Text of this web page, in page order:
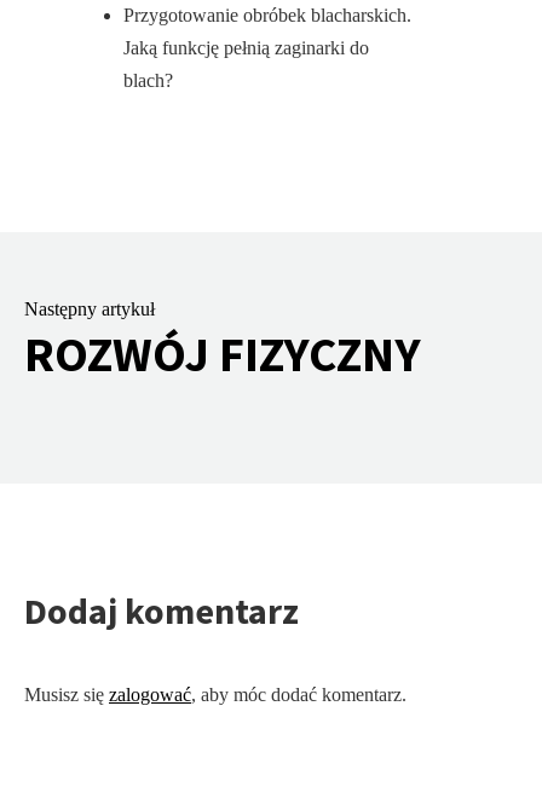
Przygotowanie obróbek blacharskich.
Jaką funkcję pełnią zaginarki do
blach?
Następny artykuł
ROZWÓJ FIZYCZNY
Dodaj komentarz
Musisz się zalogować, aby móc dodać komentarz.